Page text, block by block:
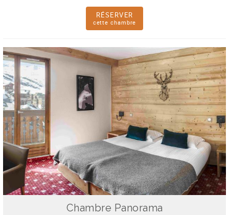
RÉSERVER
cette chambre
Chambre Panorama